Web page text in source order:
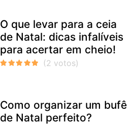
O que levar para a ceia
de Natal: dicas infalíveis
para acertar em cheio!
Como organizar um bufê
de Natal perfeito?